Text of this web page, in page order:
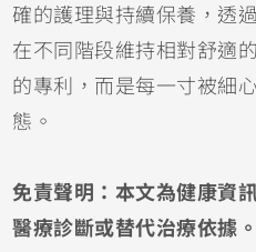
確的護理與持續保養，透
在不同階段維持相對舒適
的專利，而是每一寸被細
態。
免責聲明：本文為健康資
醫療診斷或替代治療依據